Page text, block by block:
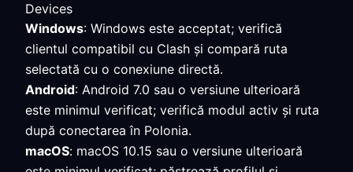
Devices
Windows: Windows este acceptat; verifică
clientul compatibil cu Clash și compară ruta
selectată cu o conexiune directă.
Android: Android 7.0 sau o versiune ulterioară
este minimul verificat; verifică modul activ și ruta
după conectarea în Polonia.
macOS: macOS 10.15 sau o versiune ulterioară